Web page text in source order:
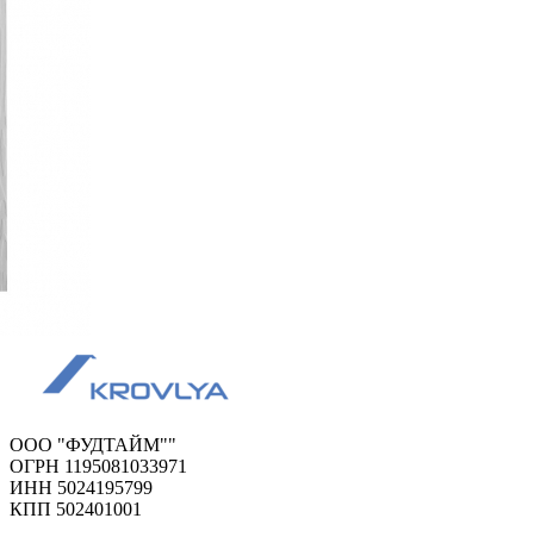
ООО "ФУДТАЙМ""
ОГРН 1195081033971
ИНН 5024195799
КПП 502401001